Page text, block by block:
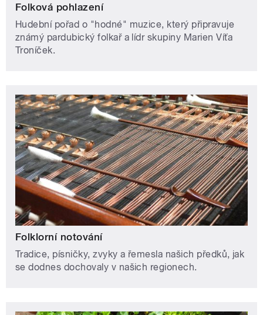
Folková pohlazení
Hudební pořad o "hodné" muzice, který připravuje
známý pardubický folkař a lídr skupiny Marien Víťa
Troníček.
Folklorní notování
Tradice, písničky, zvyky a řemesla našich předků, jak
se dodnes dochovaly v našich regionech.